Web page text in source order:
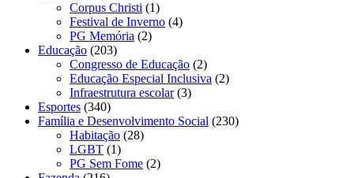
Corpus Christi (1)
Festival de Inverno (4)
PG Memória (2)
Educação (203)
Congresso de Educação (2)
Educação Especial Inclusiva (2)
Infraestrutura escolar(3)
Esportes (340)
Família e Desenvolvimento Social (230)
Habitação (28)
LGBT (1)
PG Sem Fome (2)